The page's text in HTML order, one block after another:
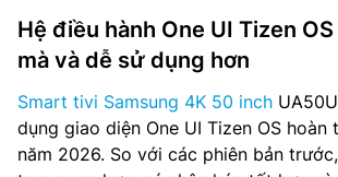
Hệ điều hành One UI Tizen
mà và dễ sử dụng hơn
Smart tivi Samsung 4K 50 inch
dụng giao diện One UI Tizen OS hoàn
năm 2026. So với các phiên bản